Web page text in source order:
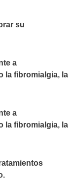
su
a
la fibromialgia, la
a
la fibromialgia, la